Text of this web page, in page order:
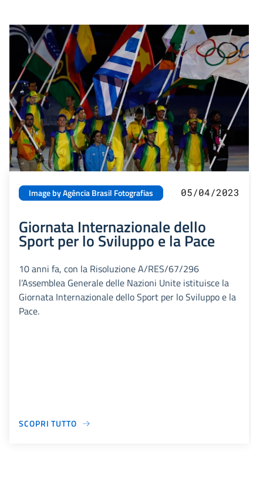
Image by Agência Brasil Fotografias 05/04/2023
Giornata Internazionale dello
Sport per lo Sviluppo e la Pace
10 anni fa, con la Risoluzione A/RES/67/296
l’Assemblea Generale delle Nazioni Unite istituisce la
Giornata Internazionale dello Sport per lo Sviluppo e la
Pace.
SCOPRI TUTTO